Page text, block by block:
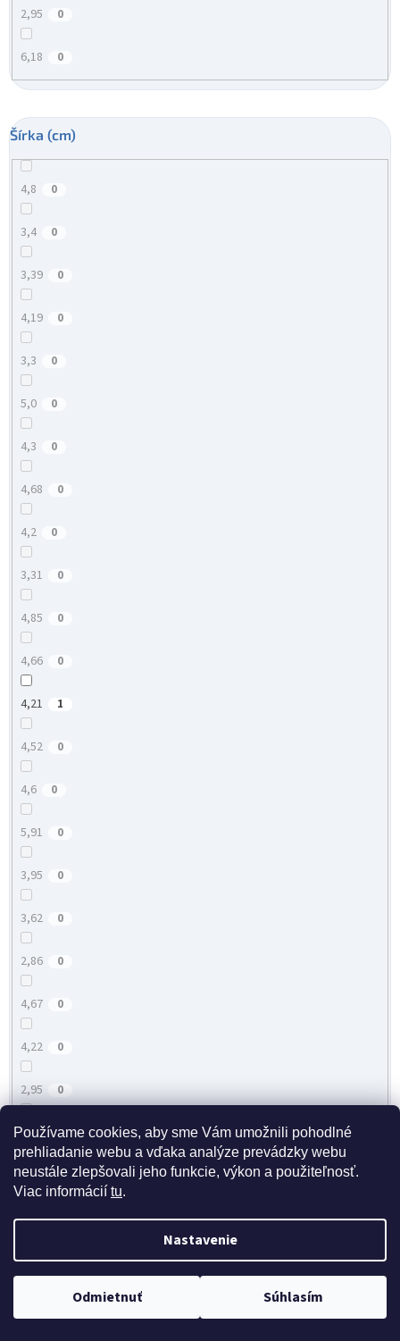
Používame cookies, aby sme Vám umožnili pohodlné
prehliadanie webu a vďaka analýze prevádzky webu
neustále zlepšovali jeho funkcie, výkon a použiteľnosť.
Viac informácií tu.
Nastavenie
Odmietnuť Súhlasím
Doprava zdarma pri nákupe nad 40 eur
2,95 0
6,18 0
Šírka (cm)
4,8 0
3,4 0
3,39 0
4,19 0
3,3 0
5,0 0
4,3 0
4,68 0
4,2 0
3,31 0
4,85 0
4,66 0
4,21 1
4,52 0
4,6 0
5,91 0
3,95 0
3,62 0
2,86 0
4,67 0
4,22 0
2,95 0
2,89 0
3,68 0